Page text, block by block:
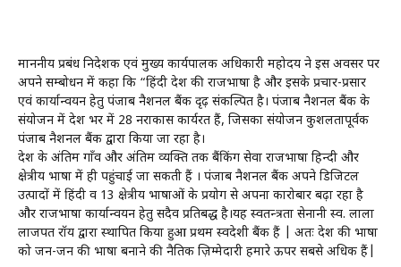
माननीय प्रबंध निदेशक एवं मुख्य कार्यपालक अधिकारी महोदय ने इस अवसर पर
अपने सम्बोधन में कहा कि “हिंदी देश की राजभाषा है और इसके प्रचार-प्रसार
एवं कार्यान्वयन हेतु पंजाब नैशनल बैंक दृढ़ संकल्पित है। पंजाब नैशनल बैंक के
संयोजन में देश भर में 28 नराकास कार्यरत हैं, जिसका संयोजन कुशलतापूर्वक
पंजाब नैशनल बैंक द्वारा किया जा रहा है।
देश के अंतिम गाँव और अंतिम व्यक्ति तक बैंकिंग सेवा राजभाषा हिन्दी और
क्षेत्रीय भाषा में ही पहुंचाई जा सकती हैं । पंजाब नैशनल बैंक अपने डिजिटल
उत्पादों में हिंदी व 13 क्षेत्रीय भाषाओं के प्रयोग से अपना कारोबार बढ़ा रहा है
और राजभाषा कार्यान्वयन हेतु सदैव प्रतिबद्ध है।यह स्वतन्त्रता सेनानी स्व. लाला
लाजपत रॉय द्वारा स्थापित किया हुआ प्रथम स्वदेशी बैंक हैं | अतः देश की भाषा
को जन-जन की भाषा बनाने की नैतिक ज़िम्मेदारी हमारे ऊपर सबसे अधिक हैं|